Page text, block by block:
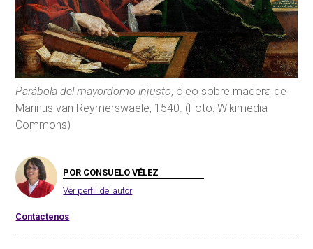
Parábola del mayordomo injusto, óleo sobre madera de
Marinus van Reymerswaele, 1540. (Foto: Wikimedia
Commons)
POR CONSUELO VÉLEZ
Ver perfil del autor
Contáctenos